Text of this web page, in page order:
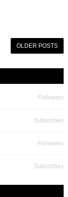
OLDER POSTS
Followers
Subscribes
Followers
Subscribes